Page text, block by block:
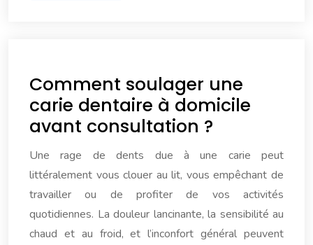
Comment soulager une
carie dentaire à domicile
avant consultation ?
Une rage de dents due à une carie peut
littéralement vous clouer au lit, vous empêchant de
travailler ou de profiter de vos activités
quotidiennes. La douleur lancinante, la sensibilité au
chaud et au froid, et l’inconfort général peuvent